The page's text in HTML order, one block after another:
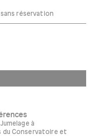
réservation
à
du Conservatoire et